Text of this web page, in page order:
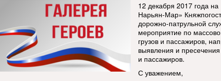
12 декабря 2017 года
Нарьян-Мар»
дорожно-патрульной
мероприятие по
грузов и пассажиров,
выявления и
и пассажиров.
С уважением,